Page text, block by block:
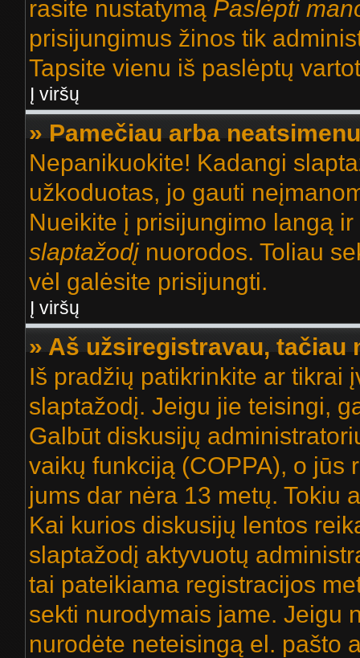
rasite nustatymą Paslėpti
prisijungimus žinos tik
Tapsite vienu iš paslėptų
Į viršų
» Pamečiau arba
Nepanikuokite! Kadangi
užkoduotas, jo gauti
Nueikite į prisijungimo langą
slaptažodįnuorodos. Toliau
vėl galėsite prisijungti.
Į viršų
» Aš užsiregistravau, tačiau
Iš pradžių patikrinkite ar tikrai
slaptažodį. Jeigu jie teisingi,
Galbūt diskusijų
vaikų funkciją (COPPA), o jūs
jums dar nėra 13 metų. Tokiu
Kai kurios diskusijų lentos
slaptažodį aktyvuotų
tai pateikiama registracijos
sekti nurodymais jame. Jeigu
nurodėte neteisingą el. pašto